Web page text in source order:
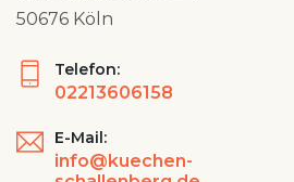
50676 Köln
Telefon:
02213606158
E-Mail:
info@kuechen-